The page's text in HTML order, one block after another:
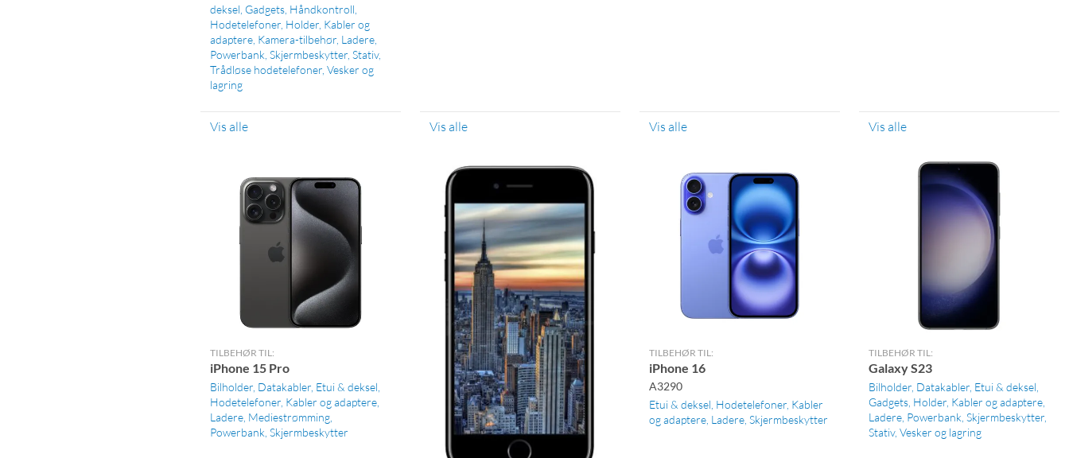
deksel Gadgets Håndkontroll
Hodetelefoner Holder Kabler og
adaptere Kamera-tilbehør Ladere
Powerbank Skjermbeskytter Stativ
Trådløse hodetelefoner Vesker og
lagring
Vis alle Vis alle Vis alle Vis alle
TILBEHØR TIL:
iPhone 15 Pro
Bilholder Datakabler Etui & deksel
Hodetelefoner Kabler og adaptere
Ladere Mediestrømming
Powerbank Skjermbeskytter
TILBEHØR TIL:
iPhone 16
A3290
Etui & deksel Hodetelefoner Kabler
og adaptere Ladere Skjermbeskytter
TILBEHØR TIL:
Galaxy S23
Bilholder Datakabler Etui & deksel
Gadgets Holder Kabler og adaptere
Ladere Powerbank Skjermbeskytter
Stativ Vesker og lagring